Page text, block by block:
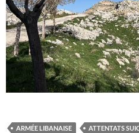
ARMÉE LIBANAISE ATTENTATS